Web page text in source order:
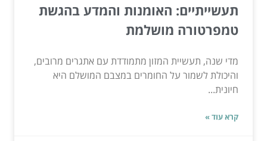
תעשייתיים: האומנות והמדע בהגשת
טמפרטורה מושלמת
מדי שנה, תעשיית המזון מתמודדת עם אתגרים מרובים,
והיכולת לשמור על החומרים במצבם המושלם היא
חיונית...
קרא עוד »